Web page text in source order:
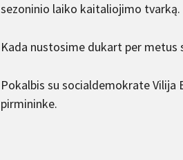
sezoninio laiko kaitaliojimo tvarką.
Kada nustosime dukart per
Pokalbis su socialdemokrate
pirmininke.